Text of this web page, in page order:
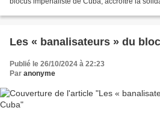
Les « banalisateurs » du
Publié le 26/10/2024 à 22:23
Par anonyme